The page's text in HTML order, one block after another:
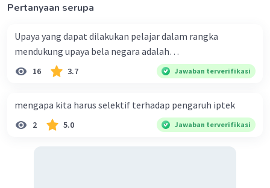
Beri Rating
Pertanyaan serupa
Upaya yang dapat dilakukan pelajar dalam rangka
mendukung upaya bela negara adalah…
16 3.7 Jawaban terverifikasi
mengapa kita harus selektif terhadap pengaruh iptek
2 5.0 Jawaban terverifikasi